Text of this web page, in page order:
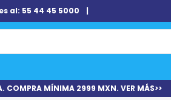
al: 55 44 45 5000 |
COMPRA MÍNIMA 2999 MXN. VER MÁS>>